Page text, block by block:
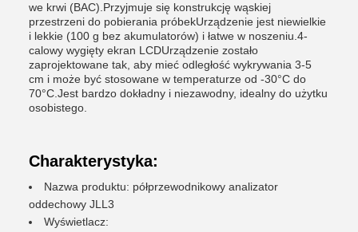
we krwi (BAC).Przyjmuje się konstrukcję wąskiej
przestrzeni do pobierania próbekUrządzenie jest niewielkie
i lekkie (100 g bez akumulatorów) i łatwe w noszeniu.4-
calowy wygięty ekran LCDUrządzenie zostało
zaprojektowane tak, aby mieć odległość wykrywania 3-5
cm i może być stosowane w temperaturze od -30°C do
70°C.Jest bardzo dokładny i niezawodny, idealny do użytku
osobistego.
Charakterystyka:
Nazwa produktu: półprzewodnikowy analizator
oddechowy JLL3
Wyświetlacz: